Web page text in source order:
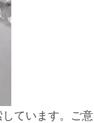
ています。ご意